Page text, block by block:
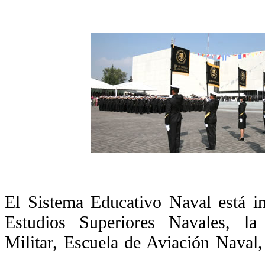
El Sistema Educativo Naval está
Estudios Superiores Navales,
Militar, Escuela de Aviación